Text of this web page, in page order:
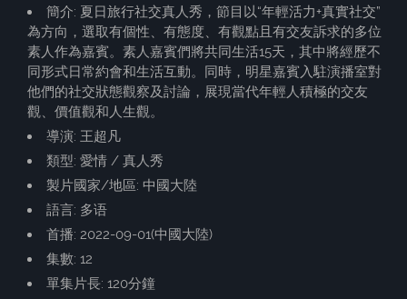
簡介: 夏日旅行社交真人秀，節目以“年輕活力+真實社交”
為方向，選取有個性、有態度、有觀點且有交友訴求的多位
素人作為嘉賓。素人嘉賓們將共同生活15天，其中將經歷不
同形式日常約會和生活互動。同時，明星嘉賓入駐演播室對
他們的社交狀態觀察及討論，展現當代年輕人積極的交友
觀、價值觀和人生觀。
導演: 王超凡
類型: 愛情 / 真人秀
製片國家/地區: 中國大陸
語言: 多语
首播: 2022-09-01(中國大陸)
集數: 12
單集片長: 120分鐘